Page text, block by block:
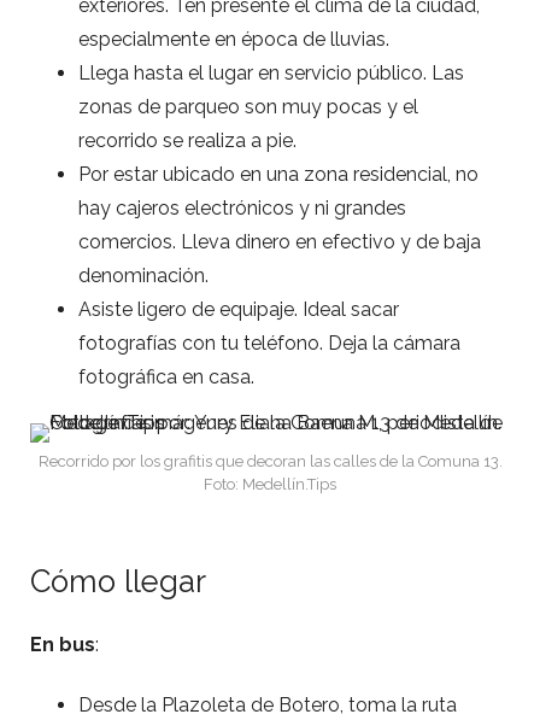
exteriores. Ten presente el clima de la ciudad,
especialmente en época de lluvias.
Llega hasta el lugar en servicio público. Las
zonas de parqueo son muy pocas y el
recorrido se realiza a pie.
Por estar ubicado en una zona residencial, no
hay cajeros electrónicos y ni grandes
comercios. Lleva dinero en efectivo y de baja
denominación.
Asiste ligero de equipaje. Ideal sacar
fotografías con tu teléfono. Deja la cámara
fotográfica en casa.
Recorrido por los grafitis que decoran las calles de la Comuna 13.
Foto: Medellín.Tips
Cómo llegar
En bus:
Desde la Plazoleta de Botero, toma la ruta